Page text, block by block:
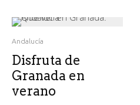
Andalucía
Disfruta de
Granada en
verano